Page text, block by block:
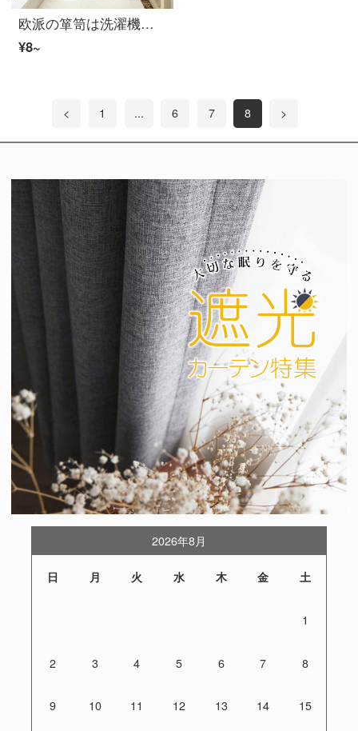
欧派の箪笥は洗濯機をカスタマイズします。バルコニーの空間をセットして注文して、戸数の定規を予約します。デザインサービスを提供します。（写真を撮ったら、カスタマーサービスに連絡してください。）赤色です。
¥8~
< 1 ... 6 7 8 >
2026年8月
日 月 火 水 木 金 土
1
2 3 4 5 6 7 8
9 10 11 12 13 14 15